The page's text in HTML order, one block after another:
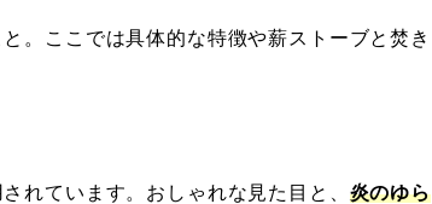
。ここでは具体的な特徴や薪ストーブと焚き
れています。おしゃれな見た目と、 炎のゆら